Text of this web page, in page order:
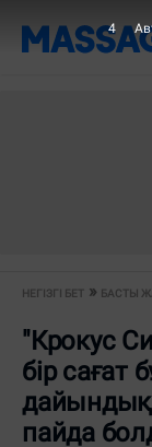
НЕГІЗГІ БЕТ БАСТЫ
"Крокус
бір
дайындық
пайда
3